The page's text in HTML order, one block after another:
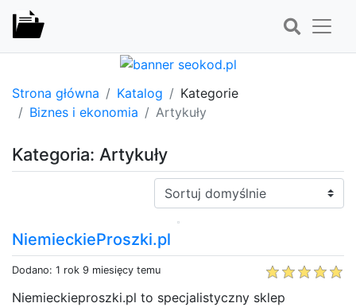
Strona główna Katalog
Kategorie
Biznes i ekonomia
Artykuły
Kategoria: Artykuły
Sortuj:
NiemieckieProszki.pl
Dodano: 1 rok 9 miesięcy temu
Niemieckieproszki.pl to specjalistyczny sklep